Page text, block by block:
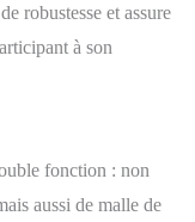
basse de
se
aisément
monté dune
ouvragée avec
robustesse et assure
à son
fonction : non
aussi de malle de